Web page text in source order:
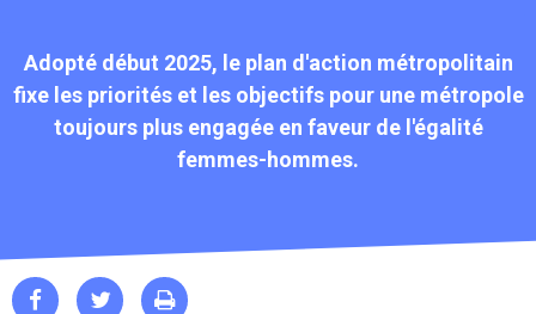
Adopté début 2025, le plan d'action métropolitain
fixe les priorités et les objectifs pour une métropole
toujours plus engagée en faveur de l'égalité
femmes-hommes.
  